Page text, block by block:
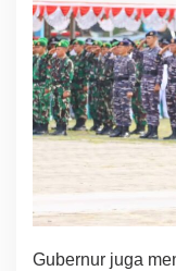
Gubernur juga